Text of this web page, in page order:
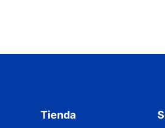
Tienda